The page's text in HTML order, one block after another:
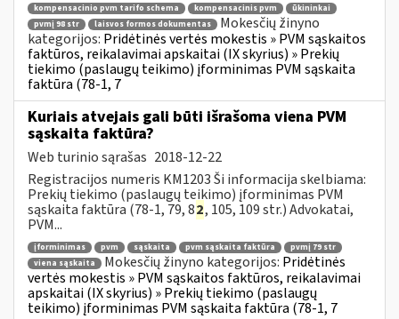
kompensacinio pvm tarifo schema
kompensacinis pvm
ūkininkai
pvmį 98 str
laisvos formos dokumentas
Mokesčių žinyno
kategorijos: Pridėtinės vertės mokestis » PVM sąskaitos
faktūros, reikalavimai apskaitai (IX skyrius) » Prekių
tiekimo (paslaugų teikimo) įforminimas PVM sąskaita
faktūra (78-1, 7
Kuriais atvejais gali būti išrašoma viena PVM
sąskaita faktūra?
Web turinio sąrašas 2018-12-22
Registracijos numeris KM1203 Ši informacija skelbiama:
Prekių tiekimo (paslaugų teikimo) įforminimas PVM
sąskaita faktūra (78-1, 79, 82, 105, 109 str.) Advokatai,
PVM...
įforminimas pvm sąskaita pvm sąskaita faktūra
pvmį 79 str
viena sąskaita
Mokesčių žinyno kategorijos: Pridėtinės
vertės mokestis » PVM sąskaitos faktūros, reikalavimai
apskaitai (IX skyrius) » Prekių tiekimo (paslaugų
teikimo) įforminimas PVM sąskaita faktūra (78-1, 7